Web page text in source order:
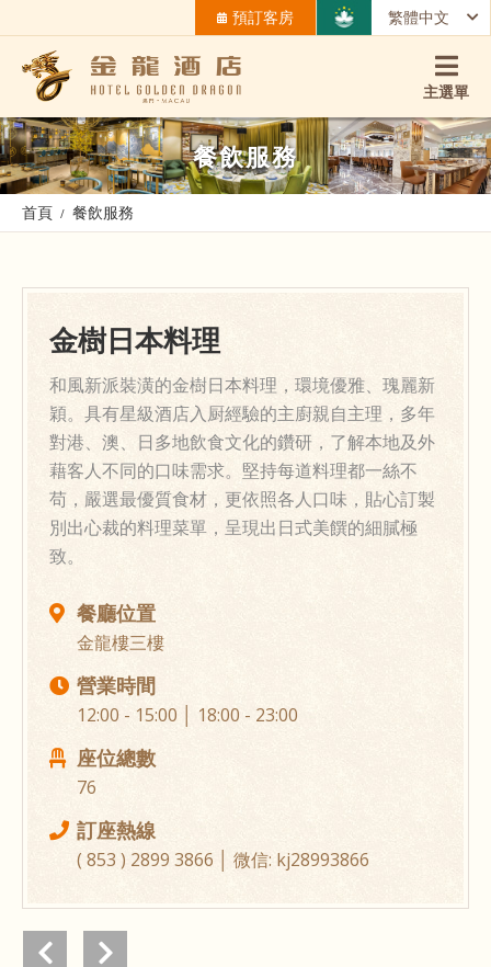
預訂客房 繁體中文
主選單
餐飲服務
首頁 餐飲服務
金樹日本料理
和風新派裝潢的金樹日本料理，環境優雅、瑰麗新
穎。具有星級酒店入厨經驗的主廚親自主理，多年
對港、澳、日多地飲食文化的鑽研，了解本地及外
藉客人不同的口味需求。堅持每道料理都一絲不
苟，嚴選最優質食材，更依照各人口味，貼心訂製
別出心裁的料理菜單，呈現出日式美饌的細膩極
致。
餐廳位置
金龍樓三樓
營業時間
12:00 - 15:00 │ 18:00 - 23:00
座位總數
76
訂座熱線
( 853 ) 2899 3866 │ 微信: kj28993866